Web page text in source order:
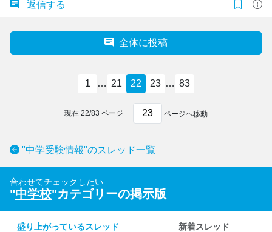
返信する
全体に投稿
1 … 21 22 23 … 83
現在 22/83 ページ ページへ移動
"中学受験情報"のスレッド一覧
合わせてチェックしたい
"中学校"カテゴリーの掲示版
盛り上がっているスレッド 新着スレッド